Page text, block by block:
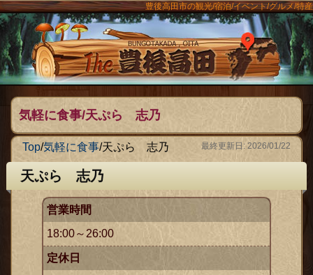
豊後高田市の観光/宿泊/イベント/グルメ/特産
The豊後
気軽に食事/天ぷら 志乃
Top/気軽に食事/天ぷら 志乃 最終更新日: 2026/01/22
天ぷら 志乃
営業時間
18:00～26:00
定休日
メニュー